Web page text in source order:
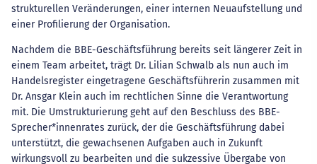
strukturellen Veränderungen, einer internen Neuaufstellung und
einer Profilierung der Organisation.
Nachdem die BBE-Geschäftsführung bereits seit längerer Zeit in
einem Team arbeitet, trägt Dr. Lilian Schwalb als nun auch im
Handelsregister eingetragene Geschäftsführerin zusammen mit
Dr. Ansgar Klein auch im rechtlichen Sinne die Verantwortung
mit. Die Umstrukturierung geht auf den Beschluss des BBE-
Sprecher*innenrates zurück, der die Geschäftsführung dabei
unterstützt, die gewachsenen Aufgaben auch in Zukunft
wirkungsvoll zu bearbeiten und die sukzessive Übergabe von